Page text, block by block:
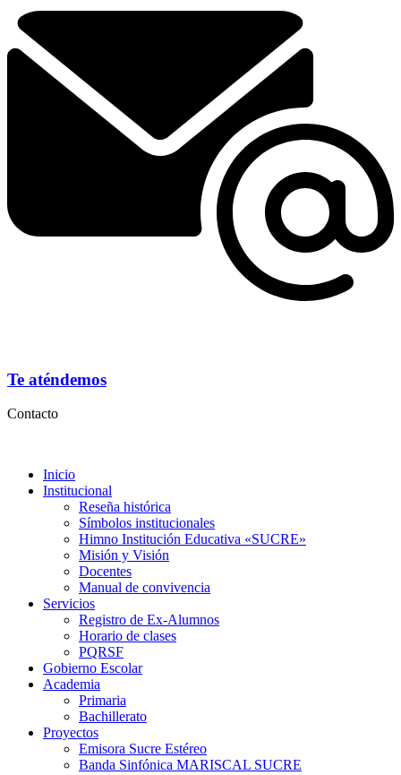
Te aténdemos
Contacto
Inicio
Institucional
Reseña histórica
Símbolos institucionales
Himno Institución Educativa «SUCRE»
Misión y Visión
Docentes
Manual de convivencia
Servicios
Registro de Ex-Alumnos
Horario de clases
PQRSF
Gobierno Escolar
Academia
Primaria
Bachillerato
Proyectos
Emisora Sucre Estéreo
Banda Sinfónica MARISCAL SUCRE